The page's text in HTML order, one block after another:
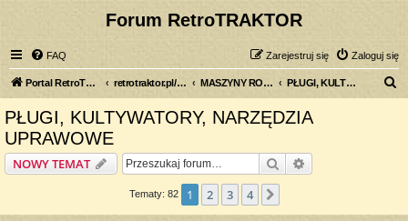
Forum RetroTRAKTOR
FAQ Zaloguj się
Zarejestruj się
Portal RetroTRAKTOR.pl retrotraktor.pl/forum MASZYNY ROLNICZE PŁUGI, KULTYWATORY, NARZĘDZIA UPRAWOWE
PŁUGI, KULTYWATORY, NARZĘDZIA
UPRAWOWE
NOWY TEMAT Szukaj
Tematy: 82 1 2 3 4